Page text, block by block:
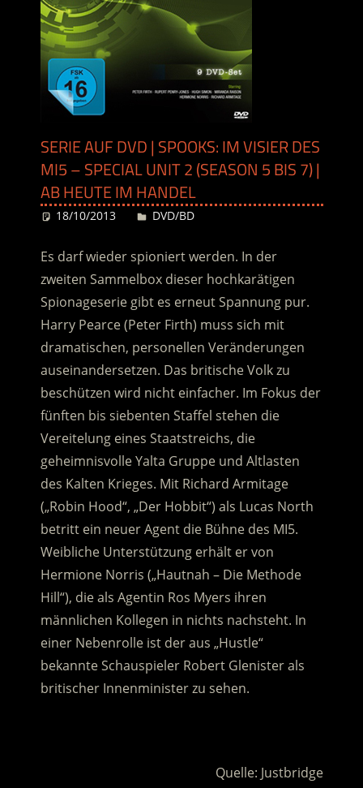
SERIE AUF DVD | SPOOKS: IM VISIER DES
MI5 – SPECIAL UNIT 2 (SEASON 5 BIS 7) |
AB HEUTE IM HANDEL
18/10/2013 Desiree
DVD/BD
Es darf wieder spioniert werden. In der
zweiten Sammelbox dieser hochkarätigen
Spionageserie gibt es erneut Spannung pur.
Harry Pearce (Peter Firth) muss sich mit
dramatischen, personellen Veränderungen
auseinandersetzen. Das britische Volk zu
beschützen wird nicht einfacher. Im Fokus der
fünften bis siebenten Staffel stehen die
Vereitelung eines Staatstreichs, die
geheimnisvolle Yalta Gruppe und Altlasten
des Kalten Krieges. Mit Richard Armitage
(„Robin Hood“, „Der Hobbit“) als Lucas North
betritt ein neuer Agent die Bühne des MI5.
Weibliche Unterstützung erhält er von
Hermione Norris („Hautnah – Die Methode
Hill“), die als Agentin Ros Myers ihren
männlichen Kollegen in nichts nachsteht. In
einer Nebenrolle ist der aus „Hustle“
bekannte Schauspieler Robert Glenister als
britischer Innenminister zu sehen.
Quelle: Justbridge